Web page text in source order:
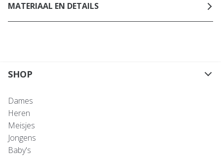
MATERIAAL EN DETAILS
SHOP
Dames
Heren
Meisjes
Jongens
Baby's